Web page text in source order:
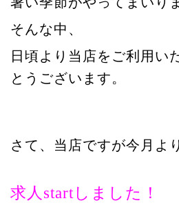
そんな中、
日頃より当店をご利用い
とうございます。
さて、当店ですが今月より
求人startしました！